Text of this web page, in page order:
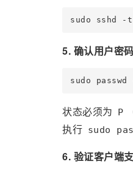
5. 确认用户密
状态必须为 P
执行 sudo
6. 验证客户端